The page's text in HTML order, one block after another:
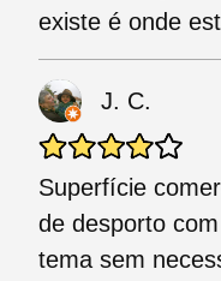
existe é onde
J. C.
Superfície
de desporto
tema sem